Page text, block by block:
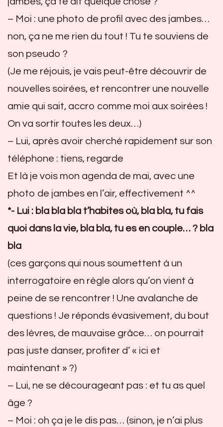
– Moi : une photo de profil avec des jambes…
non, ça ne me rien du tout ! Tu te souviens de
son pseudo ?
(Je me réjouis, je vais peut-être découvrir de
nouvelles soirées, et rencontrer une nouvelle
amie qui sait, accro comme moi aux soirées !
On va sortir toutes les deux…)
– Lui, après avoir cherché rapidement sur son
téléphone : tiens, regarde
Et là je vois mon agenda de mai, avec une
photo de jambes en l’air, effectivement ^^
*- Lui : bla bla bla t’habites où, bla bla, tu fais
quoi dans la vie, bla bla, tu es en couple… ? bla
bla
(ces garçons qui nous soumettent à un
interrogatoire en règle alors qu’on vient à
peine de se rencontrer ! Une avalanche de
questions ! Je réponds évasivement, du bout
des lèvres, de mauvaise grâce… on pourrait
pas juste danser, profiter d’ « ici et
maintenant » ?)
– Lui, ne se décourageant pas : et tu as quel
âge ?
– Moi : oh ça je le dis pas… (sinon, je n’ai plus